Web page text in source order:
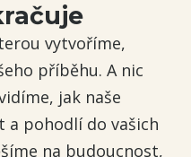
vytvoříme,
příběhu. A nic
jak naše
pohodlí do vašich
na budoucnost,